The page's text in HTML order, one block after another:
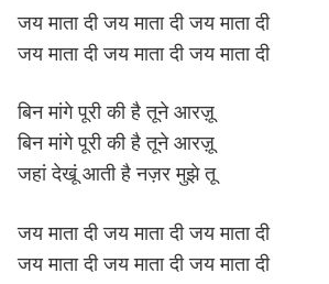
जय माता दी जय माता दी जय माता दी
जय माता दी जय माता दी जय माता दी
बिन मांगे पूरी की है तूने आरज़ू
बिन मांगे पूरी की है तूने आरज़ू
जहां देखूं आती है नज़र मुझे तू
जय माता दी जय माता दी जय माता दी
जय माता दी जय माता दी जय माता दी